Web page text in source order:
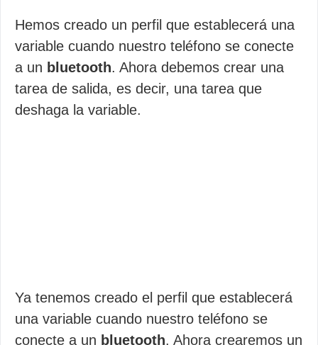
Hemos creado un perfil que establecerá una
variable cuando nuestro teléfono se conecte
a un bluetooth. Ahora debemos crear una
tarea de salida, es decir, una tarea que
deshaga la variable.
Ya tenemos creado el perfil que establecerá
una variable cuando nuestro teléfono se
conecte a un bluetooth. Ahora crearemos un